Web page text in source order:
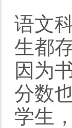
语文
生都
因为
分数
学生